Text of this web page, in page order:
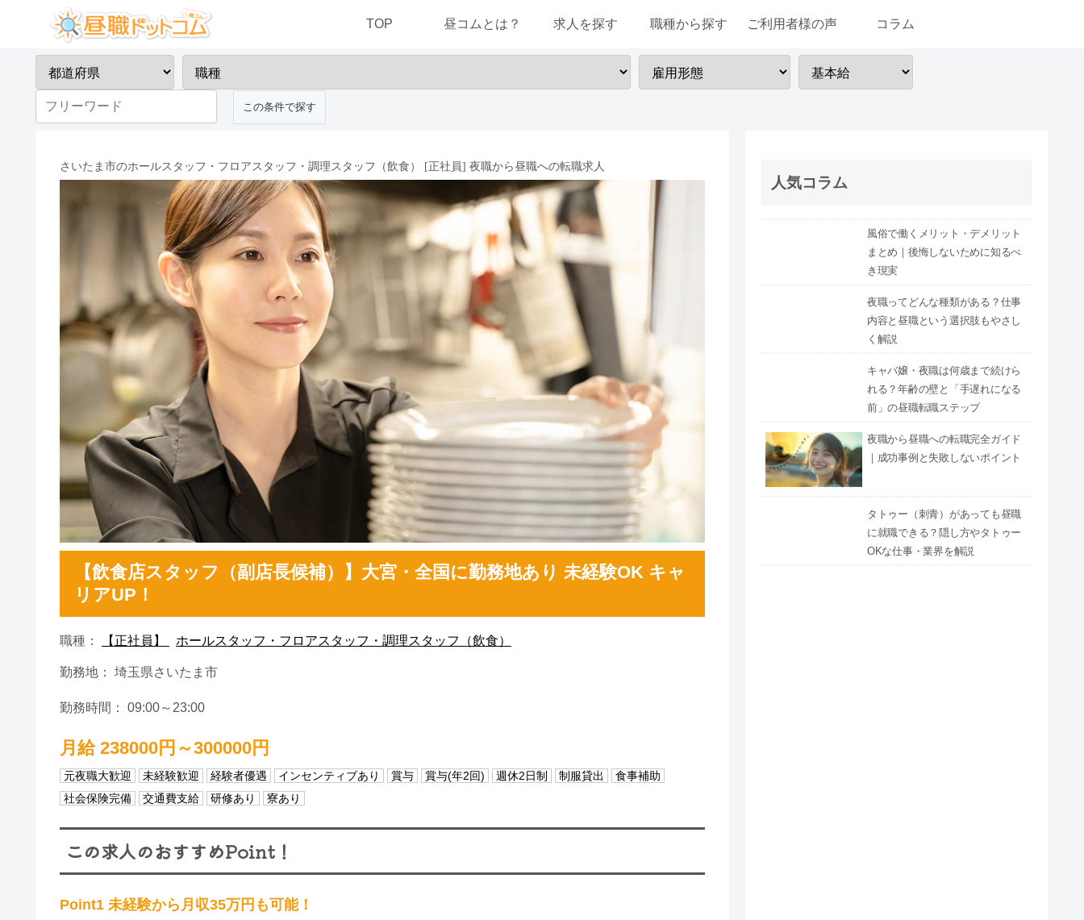
TOP 昼コムとは？ 求人を探す 職種から探す ご利用者様の声 コラム
さいたま市のホールスタッフ・フロアスタッフ・調理スタッフ（飲食） [正社員] 夜職から昼職への転職求人
【飲食店スタッフ（副店長候補）】大宮・全国に勤務地あり 未経験OK キャ
リアUP！
職種： 【正社員】 ホールスタッフ・フロアスタッフ・調理スタッフ（飲食）
勤務地： 埼玉県さいたま市
勤務時間： 09:00～23:00
月給 238000円～300000円
元夜職大歓迎 未経験歓迎 経験者優遇 インセンティブあり 賞与 賞与(年2回) 週休2日制 制服貸出
食事補助
社会保険完備
交通費支給 研修あり 寮あり
この求人のおすすめPoint！
Point1 未経験から月収35万円も可能！
人気コラム
風俗で働くメリット・デメリット
まとめ｜後悔しないために知るべ
き現実
夜職ってどんな種類がある？仕事
内容と昼職という選択肢もやさし
く解説
キャバ嬢・夜職は何歳まで続けら
れる？年齢の壁と「手遅れになる
前」の昼職転職ステップ
夜職から昼職への転職完全ガイド
｜成功事例と失敗しないポイント
タトゥー（刺青）があっても昼職
に就職できる？隠し方やタトゥー
OKな仕事・業界を解説